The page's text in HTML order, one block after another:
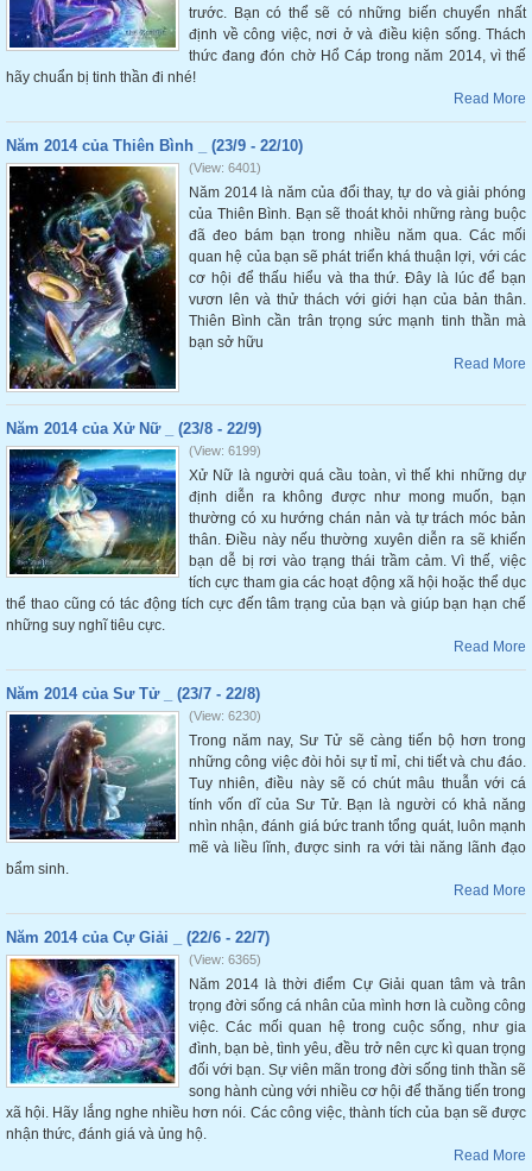
trước. Bạn có thể sẽ có những biến chuyển nhất
định về công việc, nơi ở và điều kiện sống. Thách
thức đang đón chờ Hổ Cáp trong năm 2014, vì thế
hãy chuẩn bị tinh thần đi nhé!
Read More
Năm 2014 của Thiên Bình _ (23/9 - 22/10)
(View: 6401)
Năm 2014 là năm của đổi thay, tự do và giải phóng
của Thiên Bình. Bạn sẽ thoát khỏi những ràng buộc
đã đeo bám bạn trong nhiều năm qua. Các mối
quan hệ của bạn sẽ phát triển khá thuận lợi, với các
cơ hội để thấu hiểu và tha thứ. Đây là lúc để bạn
vươn lên và thử thách với giới hạn của bản thân.
Thiên Bình cần trân trọng sức mạnh tinh thần mà
bạn sở hữu
Read More
Năm 2014 của Xử Nữ _ (23/8 - 22/9)
(View: 6199)
Xử Nữ là người quá cầu toàn, vì thế khi những dự
định diễn ra không được như mong muốn, bạn
thường có xu hướng chán nản và tự trách móc bản
thân. Điều này nếu thường xuyên diễn ra sẽ khiến
bạn dễ bị rơi vào trạng thái trầm cảm. Vì thế, việc
tích cực tham gia các hoạt động xã hội hoặc thể dục
thể thao cũng có tác động tích cực đến tâm trạng của bạn và giúp bạn hạn chế
những suy nghĩ tiêu cực.
Read More
Năm 2014 của Sư Tử _ (23/7 - 22/8)
(View: 6230)
Trong năm nay, Sư Tử sẽ càng tiến bộ hơn trong
những công việc đòi hỏi sự tỉ mỉ, chi tiết và chu đáo.
Tuy nhiên, điều này sẽ có chút mâu thuẫn với cá
tính vốn dĩ của Sư Tử. Bạn là người có khả năng
nhìn nhận, đánh giá bức tranh tổng quát, luôn mạnh
mẽ và liều lĩnh, được sinh ra với tài năng lãnh đạo
bẩm sinh.
Read More
Năm 2014 của Cự Giải _ (22/6 - 22/7)
(View: 6365)
Năm 2014 là thời điểm Cự Giải quan tâm và trân
trọng đời sống cá nhân của mình hơn là cuồng công
việc. Các mối quan hệ trong cuộc sống, như gia
đình, bạn bè, tình yêu, đều trở nên cực kì quan trọng
đối với bạn. Sự viên mãn trong đời sống tinh thần sẽ
song hành cùng với nhiều cơ hội để thăng tiến trong
xã hội. Hãy lắng nghe nhiều hơn nói. Các công việc, thành tích của bạn sẽ được
nhận thức, đánh giá và ủng hộ.
Read More